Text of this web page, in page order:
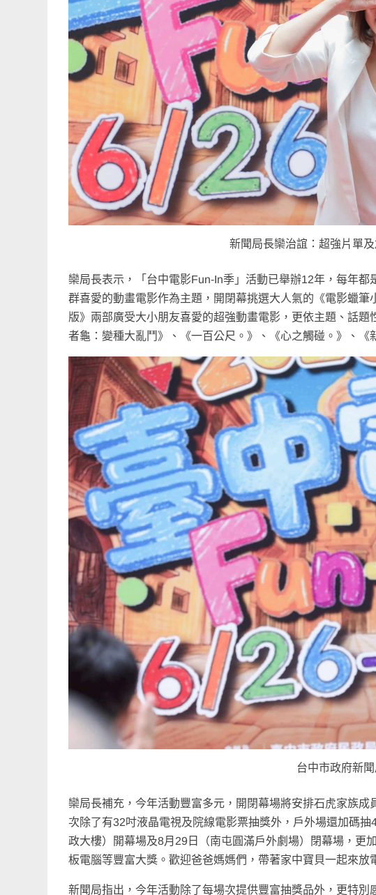
新聞局長欒治誼：超強片單
欒局長表示，「台中電影Fun-In季」活動已舉辦12年，每年
群喜愛的動畫電影作為主題，開閉幕挑選大人氣的《電影蠟
版》兩部廣受大小朋友喜愛的超強動畫電影，更依主題、話
者龜：變種大亂鬥》、《一百公尺。》、《心之觸碰。》、
台中市政府新
欒局長補充，今年活動豐富多元，開閉幕場將安排石虎家族
次除了有32吋液晶電視及院線電影票抽獎外，戶外場還加碼
政大樓）開幕場及8月29日（南屯圓滿戶外劇場）閉幕場，更
板電腦等豐富大獎。歡迎爸爸媽媽們，帶著家中寶貝一起來放
新聞局指出，今年活動除了每場次提供豐富抽獎品外，更特